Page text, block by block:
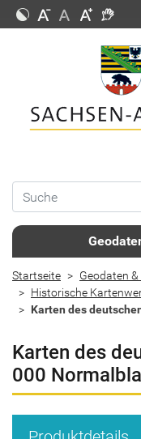
Startseite Geodaten
Historische
Karten des
Karten des
000